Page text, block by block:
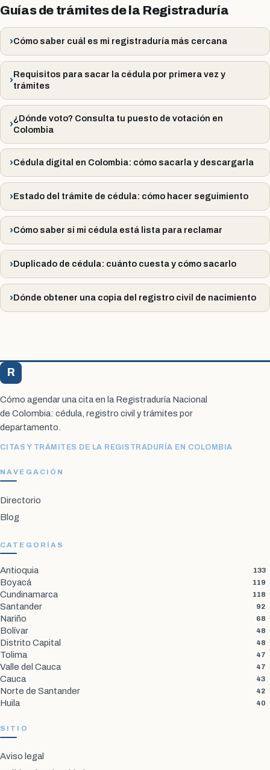
Guías de trámites de la Registraduría
Cómo saber cuál es mi registraduría más cercana
Requisitos para sacar la cédula por primera vez y
trámites
¿Dónde voto? Consulta tu puesto de votación en
Colombia
Cédula digital en Colombia: cómo sacarla y descargarla
Estado del trámite de cédula: cómo hacer seguimiento
Cómo saber si mi cédula está lista para reclamar
Duplicado de cédula: cuánto cuesta y cómo sacarlo
Dónde obtener una copia del registro civil de nacimiento
R
Cómo agendar una cita en la Registraduría Nacional
de Colombia: cédula, registro civil y trámites por
departamento.
CITAS Y TRÁMITES DE LA REGISTRADURÍA EN COLOMBIA
NAVEGACIÓN
Directorio
Blog
CATEGORÍAS
Antioquia 133
Boyacá 119
Cundinamarca 118
Santander 92
Nariño 68
Bolívar 48
Distrito Capital 48
Tolima 47
Valle del Cauca 47
Cauca 43
Norte de Santander 42
Huila 40
SITIO
Aviso legal